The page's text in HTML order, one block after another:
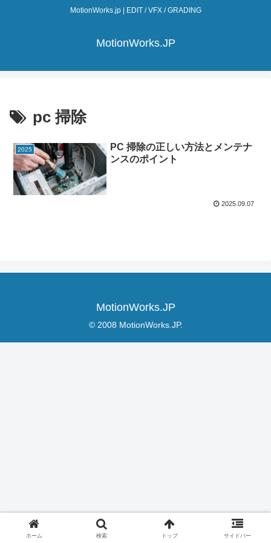
MotionWorks.jp | EDIT / VFX / GRADING
MotionWorks.JP
pc 掃除
2025
PC 掃除の正しい方法とメンテナ
ンスのポイント
2025.09.07
MotionWorks.JP
© 2008 MotionWorks.JP.
ホーム 検索 トップ サイドバー